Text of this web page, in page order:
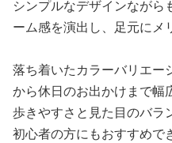
シンプルなデザインながら
ーム感を演出し、足元にメ
落ち着いたカラーバリエー
から休日のお出かけまで幅
歩きやすさと見た目のバラ
初心者の方にもおすすめで